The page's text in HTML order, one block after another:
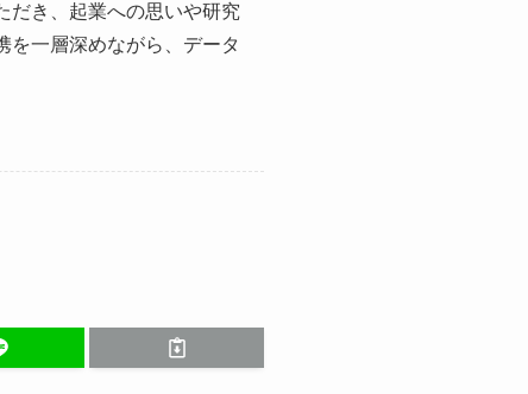
だき、起業への思いや研究
を一層深めながら、データ